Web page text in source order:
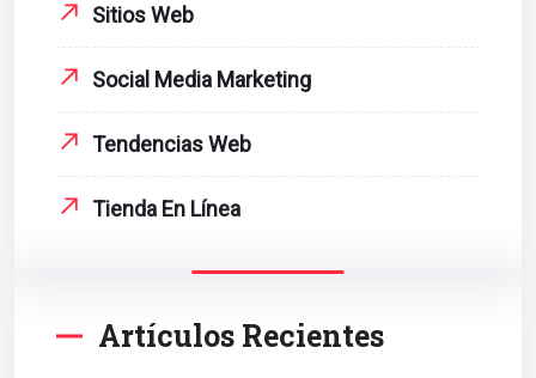
Sitios Web
Social Media Marketing
Tendencias Web
Tienda En Línea
Artículos Recientes